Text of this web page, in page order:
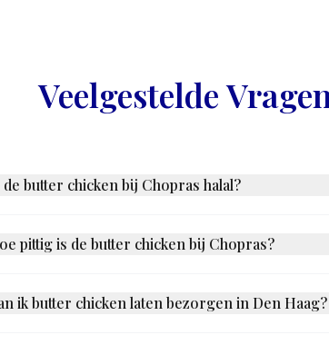
Veelgestelde
de butter chicken bij Chopras halal?
normen - het is geen optie of speciaal verzoek. U
pittig is de butter chicken bij Chopras?
is van aromatische kruiden in plaats van chili. De
ik butter chicken laten bezorgen in Den Haag?